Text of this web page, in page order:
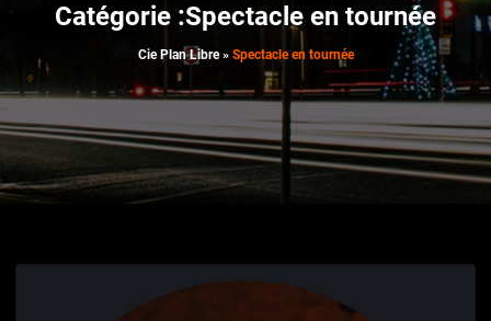
Catégorie :Spectacle en tournée
Cie Plan Libre» Spectacle en tournée